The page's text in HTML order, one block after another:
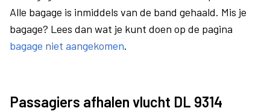
Alle bagage is inmiddels van de band gehaald. Mis je
bagage? Lees dan wat je kunt doen op de pagina
bagage niet aangekomen.
Passagiers afhalen vlucht DL 9314